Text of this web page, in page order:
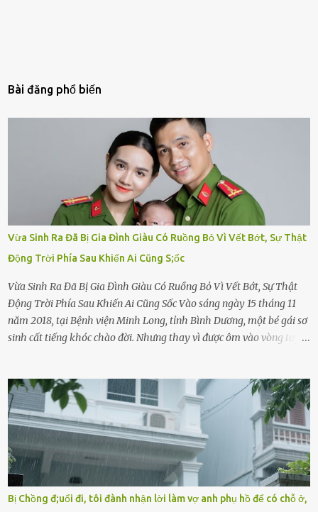
Bài đăng phổ biến
Vừa Sinh Ra Đã Bị Gia Đình Giàu Có Ruồng Bỏ Vì Vết Bớt, Sự Thật
Động Trời Phía Sau Khiến Ai Cũng S;ốc
Vừa Sinh Ra Đã Bị Gia Đình Giàu Có Ruồng Bỏ Vì Vết Bớt, Sự Thật
Động Trời Phía Sau Khiến Ai Cũng Sốc Vào sáng ngày 15 tháng 11
năm 2018, tại Bệnh viện Minh Long, tỉnh Bình Dương, một bé gái sơ
sinh cất tiếng khóc chào đời. Nhưng thay vì được ôm vào vòng tay
hảo, địa vị cao sang của ông Trần Quốc Tùng xem như điềm gở. Ông
Tùng, một doanh nhân quyền lực có tiếng ở Bình Dương, cùng vợ là
bà Đỗ Thị Nga, lập tức ra quyết định nhẫn tâm: bỏ lại đứa trẻ. Họ
viện cớ “không đủ khả năng nuôi dưỡng” và ký vào giấy từ chối
quyền giám hộ, yêu cầu bệnh viện xử lý bé như một trường hợp bị
bỏ rơi. Trong khi ấy, con gái ruột của họ – Trần Lệ Mi – vẫn đang
mê man sau sinh, hoàn toàn không hay biết chuyện gì xảy ra.
Thiếu úy Nguyễn Thị Mai, một nữ cảnh sát công tác tại địa phương,
Bị Chồng đ;uổi đi, tôi đành nhận lời làm vợ anh phụ hồ để có chỗ ở,